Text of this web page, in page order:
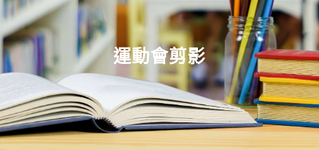
運動會剪影